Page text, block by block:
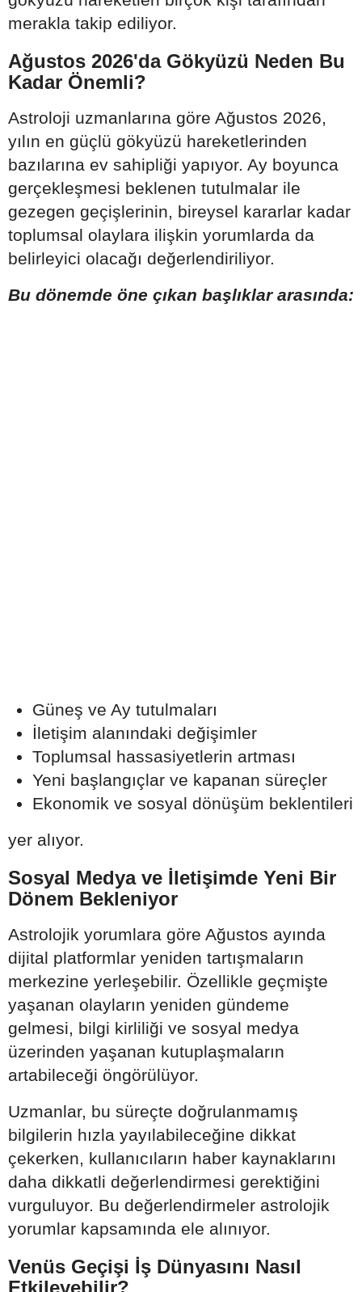
merakla takip ediliyor.
Ağustos 2026'da Gökyüzü Neden Bu
Kadar Önemli?
Astroloji uzmanlarına göre Ağustos 2026,
yılın en güçlü gökyüzü hareketlerinden
bazılarına ev sahipliği yapıyor. Ay boyunca
gerçekleşmesi beklenen tutulmalar ile
gezegen geçişlerinin, bireysel kararlar kadar
toplumsal olaylara ilişkin yorumlarda da
belirleyici olacağı değerlendiriliyor.
Bu dönemde öne çıkan başlıklar arasında:
Güneş ve Ay tutulmaları
İletişim alanındaki değişimler
Toplumsal hassasiyetlerin artması
Yeni başlangıçlar ve kapanan süreçler
Ekonomik ve sosyal dönüşüm beklentileri
yer alıyor.
Sosyal Medya ve İletişimde Yeni Bir
Dönem Bekleniyor
Astrolojik yorumlara göre Ağustos ayında
dijital platformlar yeniden tartışmaların
merkezine yerleşebilir. Özellikle geçmişte
yaşanan olayların yeniden gündeme
gelmesi, bilgi kirliliği ve sosyal medya
üzerinden yaşanan kutuplaşmaların
artabileceği öngörülüyor.
Uzmanlar, bu süreçte doğrulanmamış
bilgilerin hızla yayılabileceğine dikkat
çekerken, kullanıcıların haber kaynaklarını
daha dikkatli değerlendirmesi gerektiğini
vurguluyor. Bu değerlendirmeler astrolojik
yorumlar kapsamında ele alınıyor.
Venüs Geçişi İş Dünyasını Nasıl